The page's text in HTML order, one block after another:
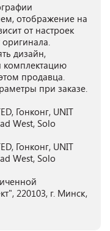
отображение на
от настроек
оригинала.
дизайн,
комплектацию
продавца.
при заказе.
Гонконг, UNIT
West, Solo
Гонконг, UNIT
West, Solo
220103, г. Минск,